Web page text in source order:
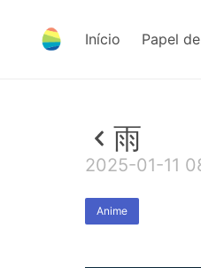
Início Papel
雨
2025-01-11
Anime